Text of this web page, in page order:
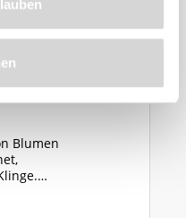
Blumen